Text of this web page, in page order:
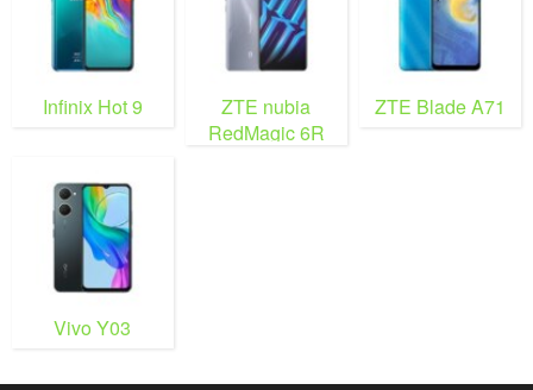
Infinix Hot 9
ZTE nubia
RedMagic 6R
ZTE Blade A71
Vivo Y03